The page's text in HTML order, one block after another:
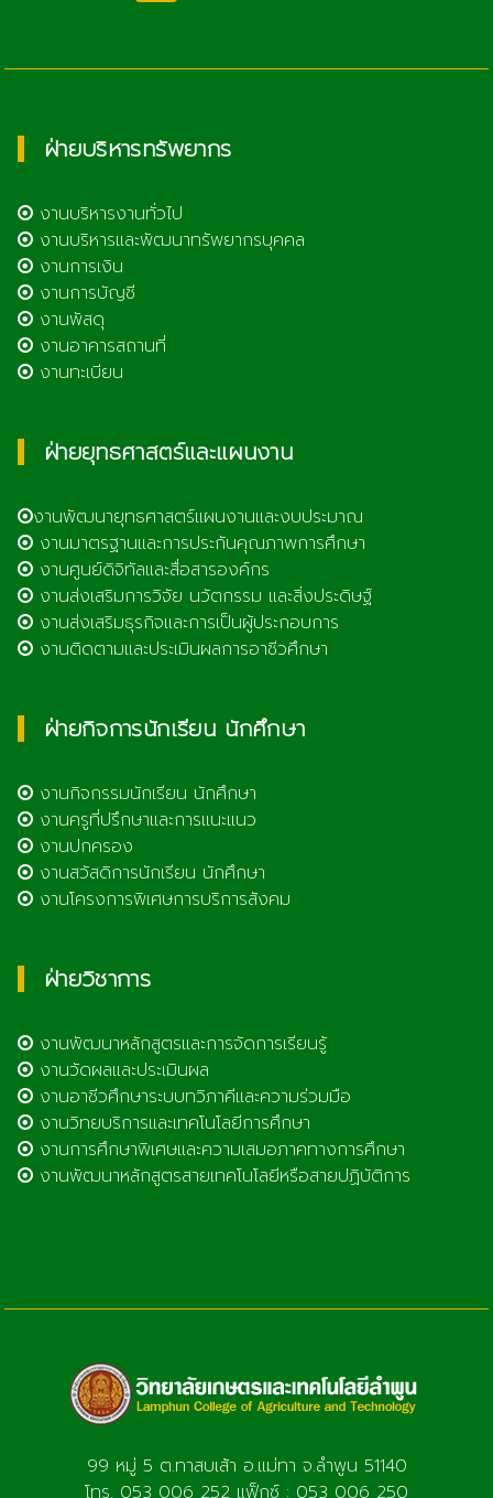
ฝ่ายบริหารทรัพยากร
งานบริหารงานทั่วไป
งานบริหารและพัฒนาทรัพยากรบุคคล
งานการเงิน
งานการบัญชี
งานพัสดุ
งานอาคารสถานที่
งานทะเบียน
ฝ่ายยุทธศาสตร์และแผนงาน
งานพัฒนายุทธศาสตร์แผนงานและงบประมาณ
งานมาตรฐานและการประกันคุณภาพการศึกษา
งานศูนย์ดิจิทัลและสื่อสารองค์กร
งานส่งเสริมการวิจัย นวัตกรรม และสิ่งประดิษฐ์
งานส่งเสริมธุรกิจและการเป็นผู้ประกอบการ
งานติดตามและประเมินผลการอาชีวศึกษา
ฝ่ายกิจการนักเรียน นักศึกษา
งานกิจกรรมนักเรียน นักศึกษา
งานครูที่ปรึกษาและการแนะแนว
งานปกครอง
งานสวัสดิการนักเรียน นักศึกษา
งานโครงการพิเศษการบริการสังคม
ฝ่ายวิชาการ
งานพัฒนาหลักสูตรและการจัดการเรียนรู้
งานวัดผลและประเมินผล
งานอาชีวศึกษาระบบทวิภาคีและความร่วมมือ
งานวิทยบริการและเทคโนโลยีการศึกษา
งานการศึกษาพิเศษและความเสมอภาคทางการศึกษา
งานพัฒนาหลักสูตรสายเทคโนโลยีหรือสายปฏิบัติการ
99 หมู่ 5 ต.ทาสบเส้า อ.แม่ทา จ.ลำพูน 51140
โทร. 053 006 252 แฟ็กซ์ : 053 006 250